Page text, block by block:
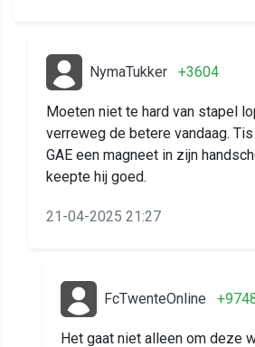
NymaTukker +3604
Moeten niet te hard van stapel
verreweg de betere vandaag.
GAE een magneet in zijn
keepte hij goed.
21-04-2025 21:27
FcTwenteOnline
Het gaat niet alleen om deze